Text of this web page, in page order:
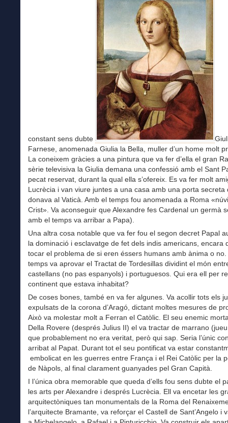
constant sens dubte
Farnese, anomenada Giulia la Bella, muller d’un home molt
La coneixem gràcies a una pintura que va fer d’ella el gran
sèrie televisiva la Giulia demana una confessió amb el Sant
pecat reservat, durant la qual ella s’ofereix. Es va fer molt
Lucrècia i van viure juntes a una casa amb una porta secreta
donava al Vaticà. Amb el temps fou anomenada a Roma
Crist». Va aconseguir que Alexandre fes Cardenal un germà
amb el temps va arribar a Papa).
Una altra cosa notable que va fer fou el segon decret Papal
la dominació i esclavatge de fet dels indis americans, encara
tocar el problema de si eren éssers humans amb ànima o no.
temps va aprovar el Tractat de Tordesillas dividint el món
castellans (no pas espanyols) i portuguesos. Qui era ell per
continent que estava inhabitat?
De coses bones, també en va fer algunes. Va acollir tots els
expulsats de la corona d’Aragó, dictant moltes mesures de
Això va molestar molt a Ferran el Catòlic. El seu enemic
Della Rovere (després Julius II) el va tractar de marrano
que probablement no era veritat, però qui sap. Seria l’únic
arribat al Papat. Durant tot el seu pontificat va estar
embolicat en les guerres entre França i el Rei Catòlic per la
de Nàpols, al final clarament guanyades pel Gran Capità.
I l’única obra memorable que queda d’ells fou sens dubte el
les arts per Alexandre i després Lucrècia. Ell va encetar les
arquitectòniques tan monumentals de la Roma del
l’arquitecte Bramante, va reforçar el Castell de Sant’Angelo i